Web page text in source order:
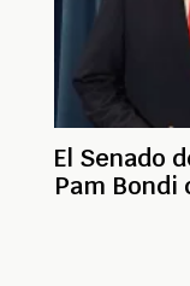
El Senado
Pam Bondi